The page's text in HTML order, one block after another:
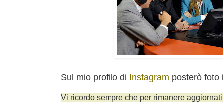
Sul mio profilo di Instagram posterò
Vi ricordo sempre che per rimanere